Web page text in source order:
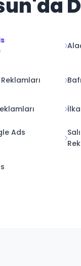
Ads